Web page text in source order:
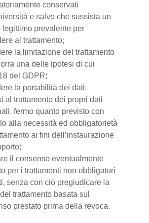
conservati
e salvo che sussista un
legittimo prevalente per
al trattamento;
la limitazione del trattamento
una delle ipotesi di cui
del GDPR;
la portabilità dei dati;
al trattamento dei propri dati
fermo quanto previsto con
alla necessità ed obbligatorietà
ai fini dell’instaurazione
il consenso eventualmente
per i trattamenti non obbligatori
senza con ciò pregiudicare la
trattamento basata sul
prestato prima della revoca.